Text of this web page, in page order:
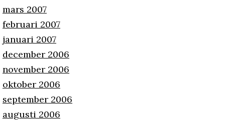
mars 2007
februari 2007
januari 2007
december 2006
november 2006
oktober 2006
september 2006
augusti 2006